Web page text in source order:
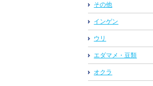
その他
インゲン
ウリ
エダマメ・豆類
オクラ